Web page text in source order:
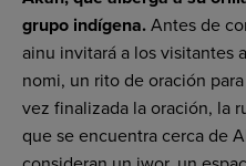
grupo indígena. Antes de
ainu invitará a los visitantes
nomi, un rito de oración
vez finalizada la oración, la
que se encuentra cerca de